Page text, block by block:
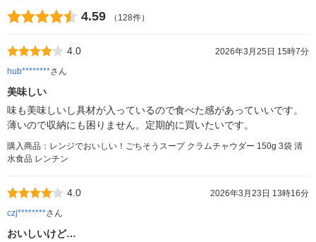
4.59 （128件）
4.0
2026年3月25日 15時7分
hub********さん
美味しい
味も美味しいし具材が入っているので食べた感があっていいです。
薄いので収納にも困りません。定期的に買いたいです。
購入商品：レンジでおいしい！ごちそうスープ クラムチャウダー 150g 3袋 清
水食品 レンチン
4.0
2026年3月23日 13時16分
czj********さん
おいしいけど…